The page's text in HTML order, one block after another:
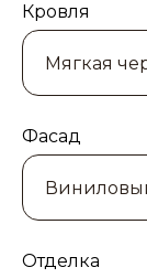
Кровля
Фасад
Отделка